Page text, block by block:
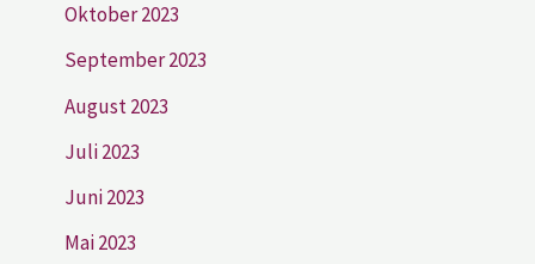
Oktober 2023
September 2023
August 2023
Juli 2023
Juni 2023
Mai 2023